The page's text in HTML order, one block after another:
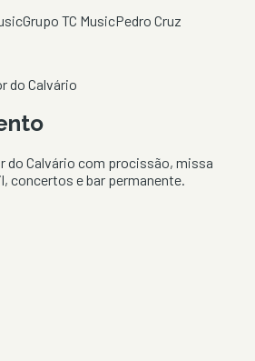
Grupo TC MusicPedro Cruz
do Calvário
do Calvário com procissão, missa
concertos e bar permanente.